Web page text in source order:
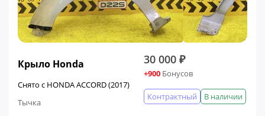
Крыло Honda
Снято с HONDA ACCORD (2017)
Тычка
30 000 ₽
+900 Бонусов
В наличии
Контрактный